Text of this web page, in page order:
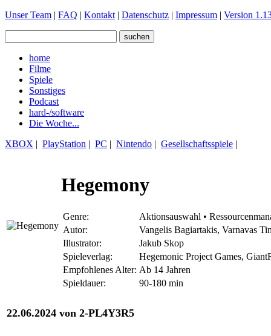
Unser Team | FAQ | Kontakt | Datenschutz | Impressum | Version
home
Filme
Spiele
Sonstiges
Podcast
hard-/software
Die Woche...
XBOX | PlayStation | PC | Nintendo | Gesellschaftsspiele |
Hegemony
Genre:
Aktionsauswahl •
Autor:
Vangelis Bagiartakis, Varnavas
Illustrator:
Jakub Skop
Spieleverlag:
Hegemonic Project Games,
Empfohlenes Alter: Ab 14 Jahren
Spieldauer:
90-180 min
22.06.2024 von 2-PL4Y3R5